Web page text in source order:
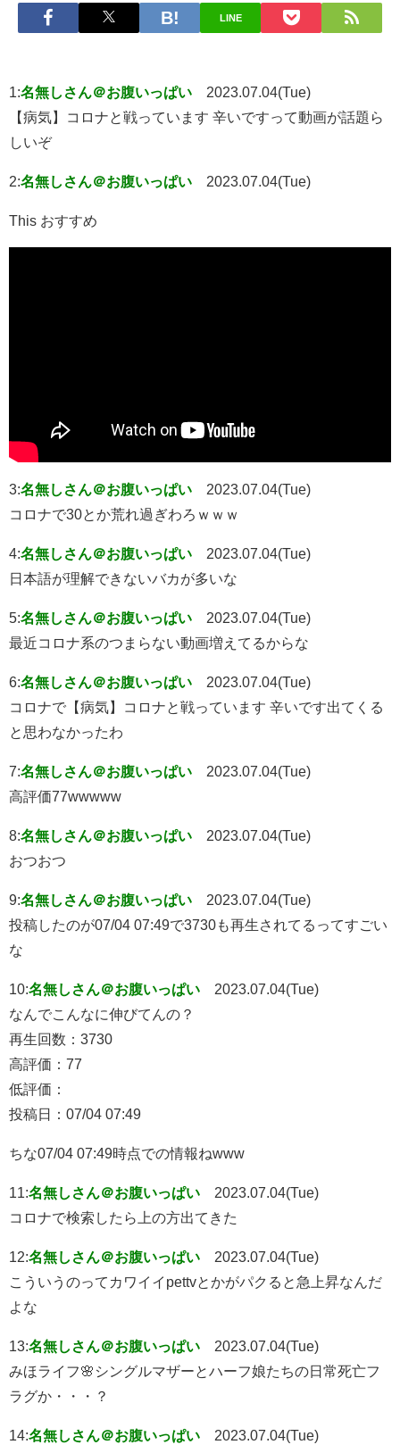
LINE
1:名無しさん＠お腹いっぱい
2023.07.04(Tue)
【病気】コロナと戦っています 辛いですって動画が話題ら
しいぞ
2:名無しさん＠お腹いっぱい 2023.07.04(Tue)
This おすすめ
3:名無しさん＠お腹いっぱい
2023.07.04(Tue)
コロナで30とか荒れ過ぎわろｗｗｗ
4:名無しさん＠お腹いっぱい
2023.07.04(Tue)
日本語が理解できないバカが多いな
5:名無しさん＠お腹いっぱい
2023.07.04(Tue)
最近コロナ系のつまらない動画増えてるからな
6:名無しさん＠お腹いっぱい
2023.07.04(Tue)
コロナで【病気】コロナと戦っています 辛いです出てくる
と思わなかったわ
7:名無しさん＠お腹いっぱい
2023.07.04(Tue)
高評価77wwwww
8:名無しさん＠お腹いっぱい
2023.07.04(Tue)
おつおつ
9:名無しさん＠お腹いっぱい
2023.07.04(Tue)
投稿したのが07/04 07:49で3730も再生されてるってすごい
な
10:名無しさん＠お腹いっぱい
2023.07.04(Tue)
なんでこんなに伸びてんの？
再生回数：3730
高評価：77
低評価：
投稿日：07/04 07:49
ちな07/04 07:49時点での情報ねwww
11:名無しさん＠お腹いっぱい
2023.07.04(Tue)
コロナで検索したら上の方出てきた
12:名無しさん＠お腹いっぱい
2023.07.04(Tue)
こういうのってカワイイpettvとかがパクると急上昇なんだ
よな
13:名無しさん＠お腹いっぱい
2023.07.04(Tue)
みほライフ🌸シングルマザーとハーフ娘たちの日常死亡フ
ラグか・・・？
14:名無しさん＠お腹いっぱい
2023.07.04(Tue)